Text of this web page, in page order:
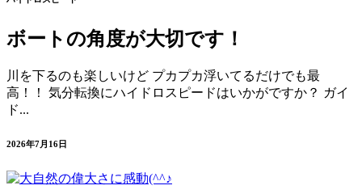
ボートの角度が大切です！
川を下るのも楽しいけど プカプカ浮いてるだけでも最
高！！ 気分転換にハイドロスピードはいかがですか？ ガイ
ド...
2026年7月16日